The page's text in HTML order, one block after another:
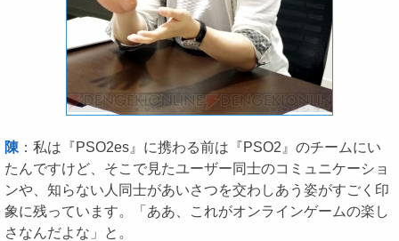
陳 ：私は『PSO2es』に携わる前は『PSO2』のチームにい
たんですけど、そこで見たユーザー同士のコミュニケーショ
ンや、知らない人同士があいさつを交わしあう姿がすごく印
象に残っています。「ああ、これがオンラインゲームの楽し
さなんだよな」と。